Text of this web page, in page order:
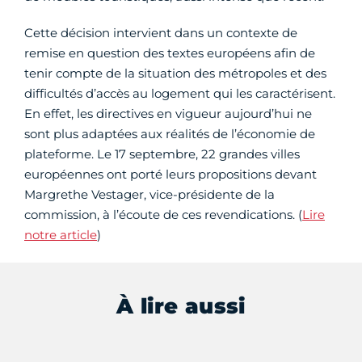
Cette décision intervient dans un contexte de
remise en question des textes européens afin de
tenir compte de la situation des métropoles et des
difficultés d’accès au logement qui les caractérisent.
En effet, les directives en vigueur aujourd’hui ne
sont plus adaptées aux réalités de l’économie de
plateforme. Le 17 septembre, 22 grandes villes
européennes ont porté leurs propositions devant
Margrethe Vestager, vice-présidente de la
commission, à l’écoute de ces revendications. (Lire
notre article)
À lire aussi